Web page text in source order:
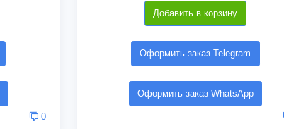
0
Добавить в корзину
Оформить заказ Telegram
Оформить заказ WhatsApp